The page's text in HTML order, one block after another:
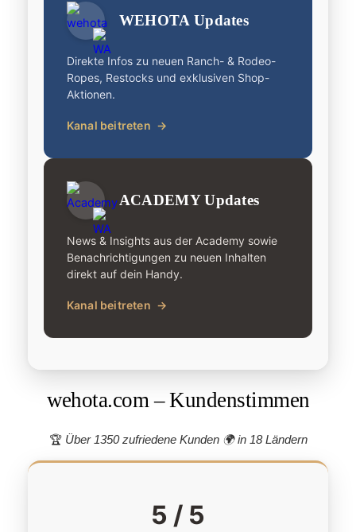
WEHOTA Updates
Direkte Infos zu neuen Ranch- & Rodeo-
Ropes, Restocks und exklusiven Shop-
Aktionen.
Kanal beitreten →
ACADEMY Updates
News & Insights aus der Academy sowie
Benachrichtigungen zu neuen Inhalten
direkt auf dein Handy.
Kanal beitreten →
wehota.com – Kundenstimmen
🏆 Über 1350 zufriedene Kunden 🌍 in 18 Ländern
5 / 5